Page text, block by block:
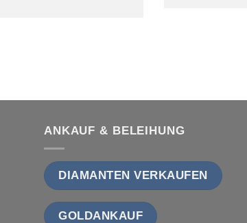
ANKAUF & BELEIHUNG
DIAMANTEN VERKAUFEN
GOLDANKAUF